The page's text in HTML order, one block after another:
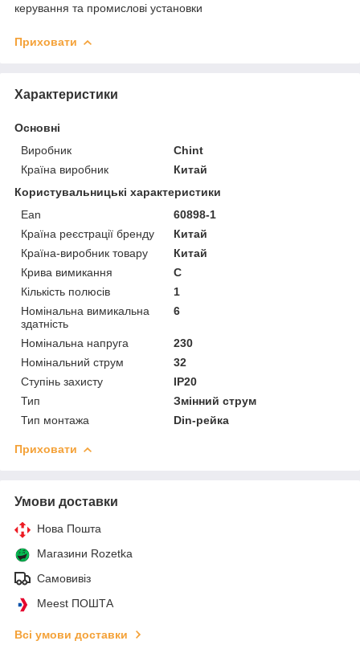
керування та промислові установки
Приховати
Характеристики
Основні
Виробник
Chint
Країна виробник
Китай
Користувальницькі характеристики
Ean
60898-1
Країна реєстрації бренду
Китай
Країна-виробник товару
Китай
Крива вимикання
C
Кількість полюсів
1
Номінальна вимикальна
здатність
6
Номінальна напруга
230
Номінальний струм
32
Ступінь захисту
IP20
Тип
Змінний струм
Тип монтажа
Din-рейка
Приховати
Умови доставки
Нова Пошта
Магазини Rozetka
Самовивіз
Meest ПОШТА
Всі умови доставки